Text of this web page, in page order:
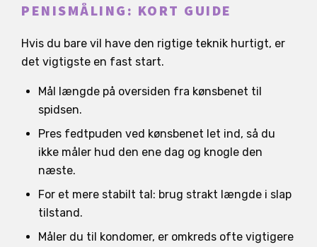
PENISMÅLING: KORT GUIDE
Hvis du bare vil have den rigtige teknik hurtigt, er
det vigtigste en fast start.
Mål længde på oversiden fra kønsbenet til
spidsen.
Pres fedtpuden ved kønsbenet let ind, så du
ikke måler hud den ene dag og knogle den
næste.
For et mere stabilt tal: brug strakt længde i slap
tilstand.
Måler du til kondomer, er omkreds ofte vigtigere